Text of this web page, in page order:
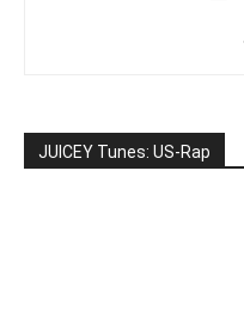
JUICEY Tunes: US-Rap